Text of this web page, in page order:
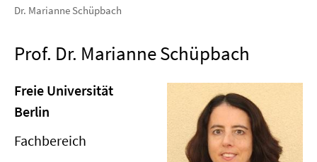
Dr. Marianne Schüpbach
Prof. Dr. Marianne Schüpbach
Freie Universität
Berlin
Fachbereich